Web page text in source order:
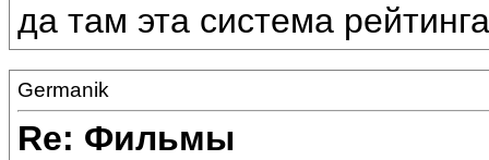
да там эта система
Germanik
Re: Фильмы